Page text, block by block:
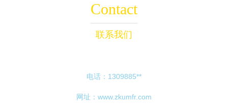
Contact
联系我们
电话：1309885**
网址： www.zkumfr.com